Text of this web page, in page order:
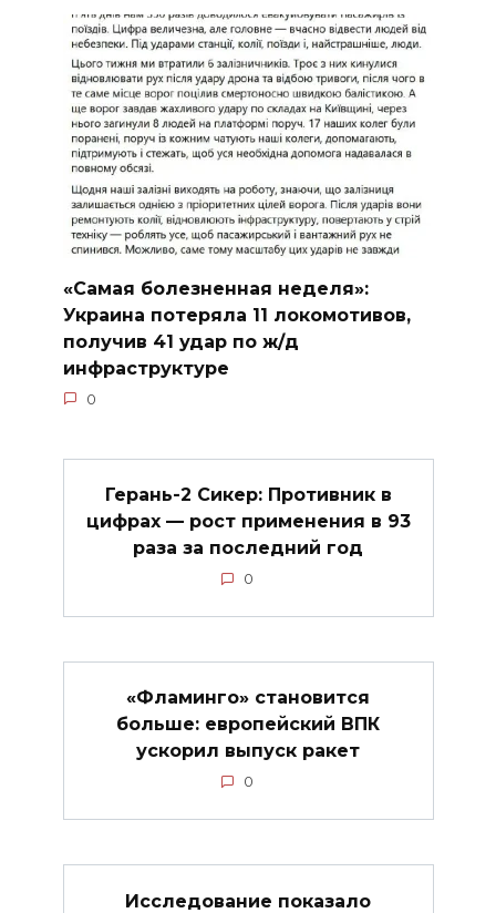
«Самая болезненная неделя»:
Украина потеряла 11 локомотивов,
получив 41 удар по ж/д
инфраструктуре
0
Герань-2 Сикер: Противник в
цифрах — рост применения в 93
раза за последний год
0
«Фламинго» становится
больше: европейский ВПК
ускорил выпуск ракет
0
Исследование показало